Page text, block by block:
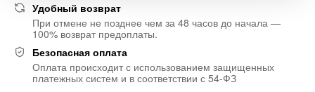
Удобный возврат
При отмене не позднее чем за 48 часов до начала —
100% возврат предоплаты.
Безопасная оплата
Оплата происходит с использованием защищенных
платежных систем и в соответствии с 54-ФЗ